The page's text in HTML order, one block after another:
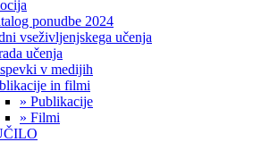
ponudbe 2024
vseživljenjskega učenja
učenja
v medijih
in filmi
» Publikacije
» Filmi